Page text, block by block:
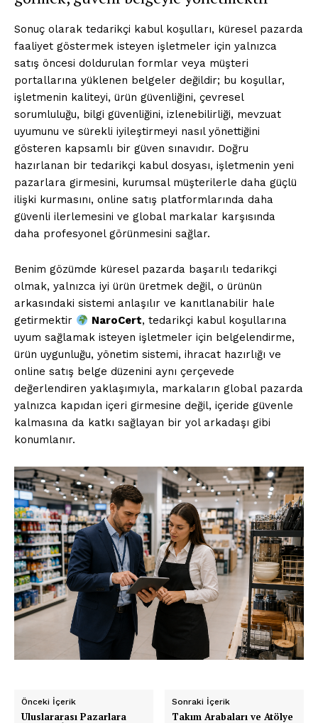
Sonuç olarak tedarikçi kabul koşulları, küresel pazarda
faaliyet göstermek isteyen işletmeler için yalnızca
satış öncesi doldurulan formlar veya müşteri
portallarına yüklenen belgeler değildir; bu koşullar,
işletmenin kaliteyi, ürün güvenliğini, çevresel
sorumluluğu, bilgi güvenliğini, izlenebilirliği, mevzuat
uyumunu ve sürekli iyileştirmeyi nasıl yönettiğini
gösteren kapsamlı bir güven sınavıdır. Doğru
hazırlanan bir tedarikçi kabul dosyası, işletmenin yeni
pazarlara girmesini, kurumsal müşterilerle daha güçlü
ilişki kurmasını, online satış platformlarında daha
güvenli ilerlemesini ve global markalar karşısında
daha profesyonel görünmesini sağlar.
Benim gözümde küresel pazarda başarılı tedarikçi
olmak, yalnızca iyi ürün üretmek değil, o ürünün
arkasındaki sistemi anlaşılır ve kanıtlanabilir hale
getirmektir
NaroCert, tedarikçi kabul koşullarına
uyum sağlamak isteyen işletmeler için belgelendirme,
ürün uygunluğu, yönetim sistemi, ihracat hazırlığı ve
online satış belge düzenini aynı çerçevede
değerlendiren yaklaşımıyla, markaların global pazarda
yalnızca kapıdan içeri girmesine değil, içeride güvenle
kalmasına da katkı sağlayan bir yol arkadaşı gibi
konumlanır.
Önceki İçerik
Uluslararası Pazarlara
Sonraki İçerik
Takım Arabaları ve Atölye